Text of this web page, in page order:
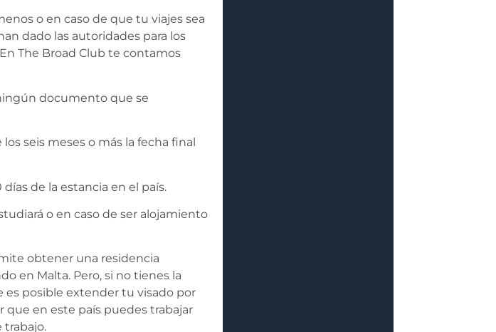
o en caso de que tu viajes sea
dado las autoridades para los
The Broad Club te contamos
documento que se
seis meses o más la fecha final
de la estancia en el país.
o en caso de ser alojamiento
obtener una residencia
en Malta. Pero, si no tienes la
es posible extender tu visado por
que en este país puedes trabajar
trabajo.